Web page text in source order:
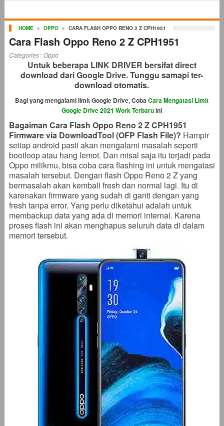
HOME » OPPO » CARA FLASH OPPO RENO 2 Z CPH1951
Cara Flash Oppo Reno 2 Z CPH1951
Categories :Oppo
Untuk beberapa LINK DRIVER bersifat direct
download dari Google Drive. Tunggu samapi ter-
download otomatis.
Bagi yang mengalami limit Google Drive, CobaCara Mengatasi Limit
Google Drive 2021 Work Terbaruini
Bagaiman Cara Flash Oppo Reno 2 Z CPH1951
Firmware via DownloadTool (OFP Flash File)? Hampir
setiap android pasti akan mengalami masalah seperti
bootloop atau hang lemot. Dan misal saja itu terjadi pada
Oppo milikmu, bisa coba cara flashing ini untuk mengatasi
masalah tersebut. Dengan flash Oppo Reno 2 Z yang
bermasalah akan kembali fresh dan normal lagi. Itu di
karenakan firmware yang sudah di ganti dengan yang
fresh tanpa error. Yang perlu diketahui adalah untuk
membackup data yang ada di memori internal. Karena
proses flash ini akan menghapus seluruh data di dalam
memori tersebut.